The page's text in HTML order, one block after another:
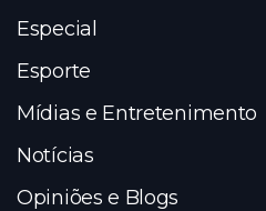
Especial
Esporte
Mídias e Entretenimento
Notícias
Opiniões e Blogs